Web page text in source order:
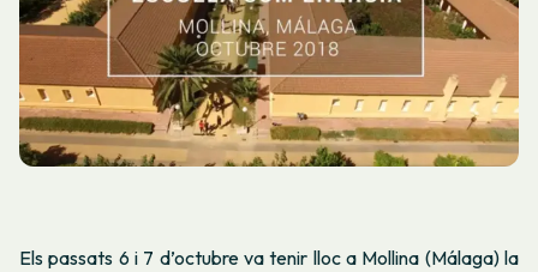
Els passats 6 i 7 d’octubre va tenir lloc a Mollina (Málaga) la